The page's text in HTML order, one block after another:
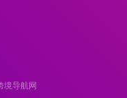
境导航网